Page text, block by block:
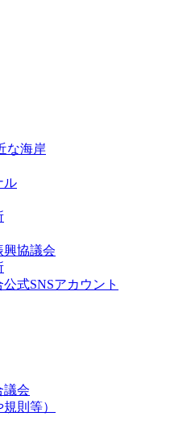
な海岸
ル
興協議会
式SNSアカウント
議会
則等）